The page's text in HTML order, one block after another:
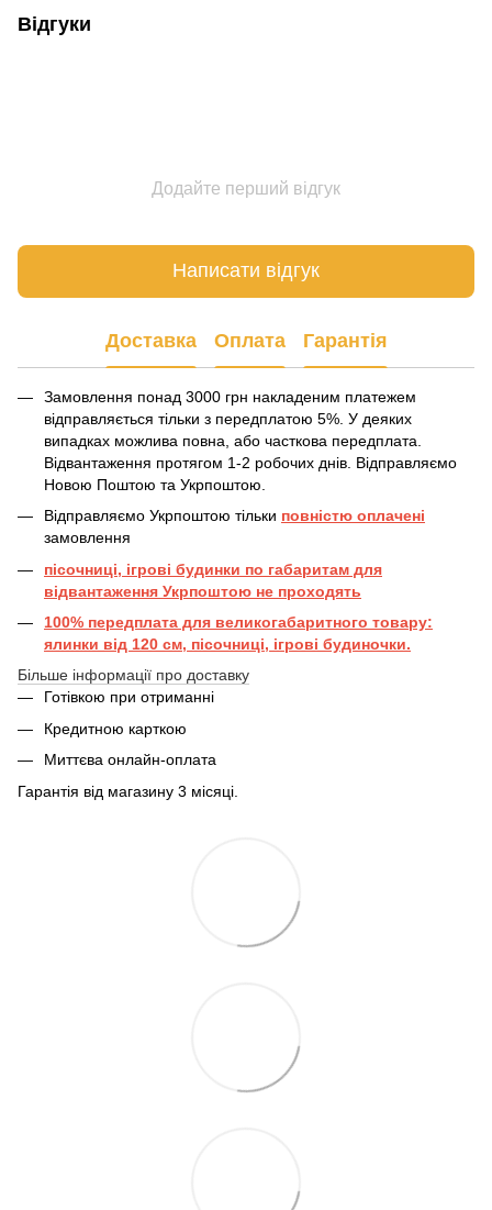
Відгуки
Додайте перший відгук
Написати відгук
Доставка Оплата Гарантія
Замовлення понад 3000 грн накладеним платежем
відправляється тільки з передплатою 5%. У деяких
випадках можлива повна, або часткова передплата.
Відвантаження протягом 1-2 робочих днів. Відправляємо
Новою Поштою та Укрпоштою.
Відправляємо Укрпоштою тільки повністю оплачені
замовлення
пісочниці, ігрові будинки по габаритам для
відвантаження Укрпоштою не проходять
100% передплата для великогабаритного товару:
ялинки від 120 см, пісочниці, ігрові будиночки.
Більше інформації про доставку
Готівкою при отриманні
Кредитною карткою
Миттєва онлайн-оплата
Гарантія від магазину 3 місяці.